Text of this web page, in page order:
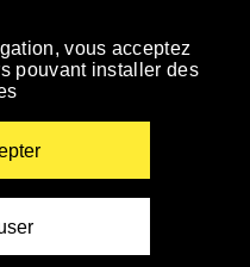
vous acceptez
pouvant installer des